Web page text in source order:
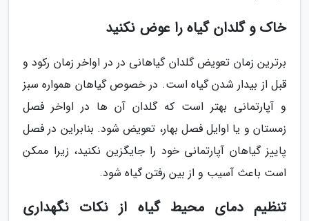
خاک و گلدان گیاه را عوض نکنید
برترین زمان تعویض گلدان گیاهانی در در اواخر زمان رکود و
قبل از بیدار شدن گیاه است. در خصوص گیاهان همواره سبز
و آپارتمانی بهتر است که گلدان آن ها در اواخر فصل
زمستان و یا اوایل فصل بهار، تعویض شود. بنابراین در فصل
پاییز گیاهان آپارتمانی خود را جایگزین نکنید، زیرا ممکن
است باعث آسیب و از بین رفتن گیاه شود.
تنظیم دمای محیط گیاه از نکات نگهداری